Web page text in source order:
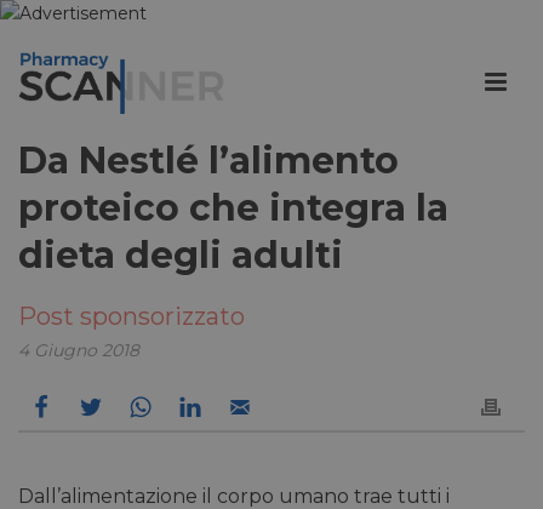
Da Nestlé l’alimento
proteico che integra la
dieta degli adulti
Post sponsorizzato
4 Giugno 2018
Dall’alimentazione il corpo umano trae tutti i